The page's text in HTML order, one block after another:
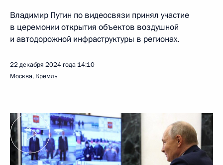
Владимир Путин по видеосвязи принял участие
в церемонии открытия объектов воздушной
и автодорожной инфраструктуры в регионах.
22 декабря 2024 года 14:10
Москва, Кремль